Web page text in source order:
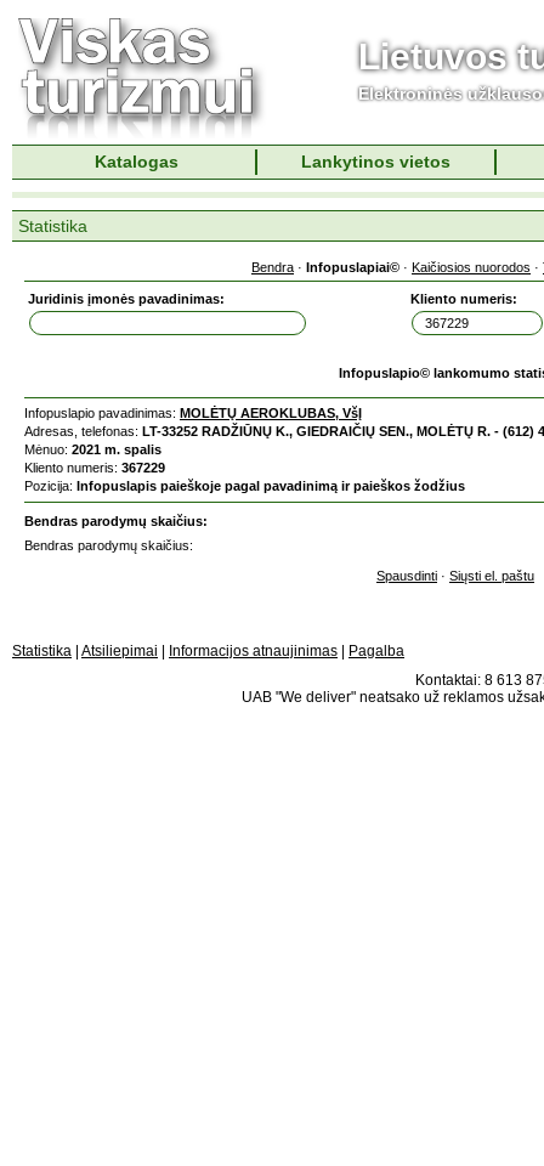
Lietuvos
Elektroninės
Katalogas Lankytinos vietos
Statistika
Bendra · Infopuslapiai© · Kaičiosios nuorodos ·
Juridinis įmonės pavadinimas: Kliento numeris:
Infopuslapio© lankomumo
Infopuslapio pavadinimas: MOLĖTŲ AEROKLUBAS, VšĮ
Adresas, telefonas: LT-33252 RADŽIŪNŲ K., GIEDRAIČIŲ SEN., MOLĖTŲ R. - (612)
Mėnuo: 2021 m. spalis
Kliento numeris: 367229
Pozicija: Infopuslapis paieškoje pagal pavadinimą ir paieškos žodžius
Bendras parodymų skaičius:
Bendras parodymų skaičius:
Spausdinti · Siųsti el. paštu
Statistika Atsiliepimai Informacijos atnaujinimas
Pagalba
Kontaktai: 8 613
UAB "We deliver" neatsako už reklamos